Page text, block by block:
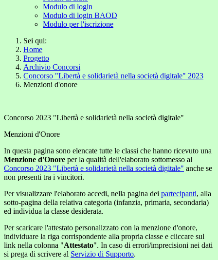
Modulo di login
Modulo di login BAOD
Modulo per l'iscrizione
Sei qui:
Home
Progetto
Archivio Concorsi
Concorso "Libertà e solidarietà nella società digitale" 2023
Menzioni d'onore
Concorso 2023 "Libertà e solidarietà nella società digitale"
Menzioni d'Onore
In questa pagina sono elencate tutte le classi che hanno ricevuto una
Menzione d'Onore per la qualità dell'elaborato sottomesso al
Concorso 2023 "Libertà e solidarietà nella società digitale" anche se
non presenti tra i vincitori.
Per visualizzare l'elaborato accedi, nella pagina dei partecipanti, alla
sotto-pagina della relativa categoria (infanzia, primaria, secondaria)
ed individua la classe desiderata.
Per scaricare l'attestato personalizzato con la menzione d'onore,
individuare la riga corrispondente alla propria classe e cliccare sul
link nella colonna "Attestato". In caso di errori/imprecisioni nei dati
si prega di scrivere al Servizio di Supporto.